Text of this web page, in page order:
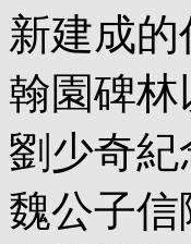
新建成的
翰園碑
劉少奇
魏公子